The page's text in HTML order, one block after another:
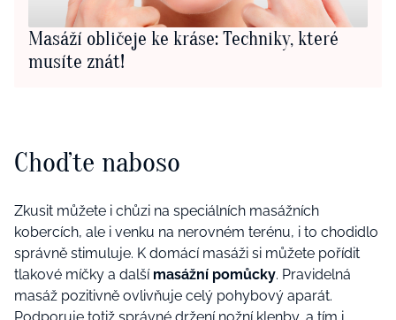
Masáží obličeje ke kráse: Techniky, které
musíte znát!
Choďte naboso
Zkusit můžete i chůzi na speciálních masážních
kobercích, ale i venku na nerovném terénu, i to chodidlo
správně stimuluje. K domácí masáži si můžete pořídit
tlakové míčky a další masážní pomůcky. Pravidelná
masáž pozitivně ovlivňuje celý pohybový aparát.